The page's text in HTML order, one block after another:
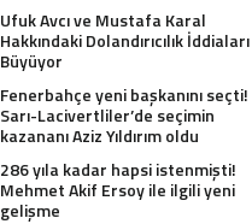
Ufuk Avcı ve Mustafa Karal
Hakkındaki Dolandırıcılık İddiaları
Büyüyor
Fenerbahçe yeni başkanını seçti!
Sarı-Lacivertliler’de seçimin
kazananı Aziz Yıldırım oldu
286 yıla kadar hapsi istenmişti!
Mehmet Akif Ersoy ile ilgili yeni
gelişme